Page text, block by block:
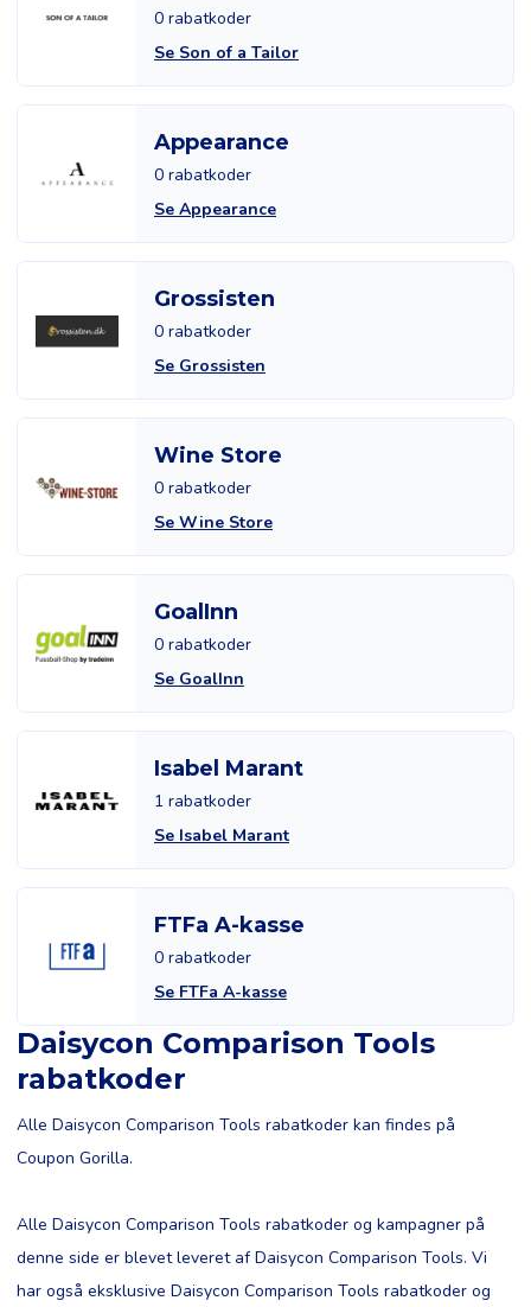
0 rabatkoder
Se Son of a Tailor
Appearance
0 rabatkoder
Se Appearance
Grossisten
0 rabatkoder
Se Grossisten
Wine Store
0 rabatkoder
Se Wine Store
GoalInn
0 rabatkoder
Se GoalInn
Isabel Marant
1 rabatkoder
Se Isabel Marant
FTFa A-kasse
0 rabatkoder
Se FTFa A-kasse
Daisycon Comparison Tools
rabatkoder
Alle Daisycon Comparison Tools rabatkoder kan findes på
Coupon Gorilla.
Alle Daisycon Comparison Tools rabatkoder og kampagner på
denne side er blevet leveret af Daisycon Comparison Tools. Vi
har også eksklusive Daisycon Comparison Tools rabatkoder og